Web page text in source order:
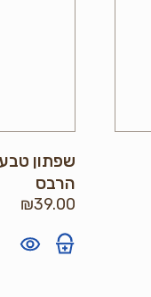
שפתון
הרבס
₪39.00